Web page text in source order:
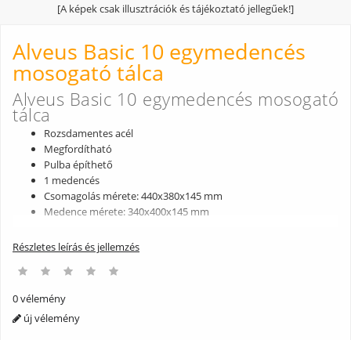
[A képek csak illusztrációk és tájékoztató jellegűek!]
Alveus Basic 10 egymedencés
mosogató tálca
Alveus Basic 10 egymedencés mosogató
tálca
Rozsdamentes acél
Megfordítható
Pulba építhető
1 medencés
Csomagolás mérete: 440x380x145 mm
Medence mérete: 340x400x145 mm
Részletes leírás és jellemzés
0 vélemény
új vélemény